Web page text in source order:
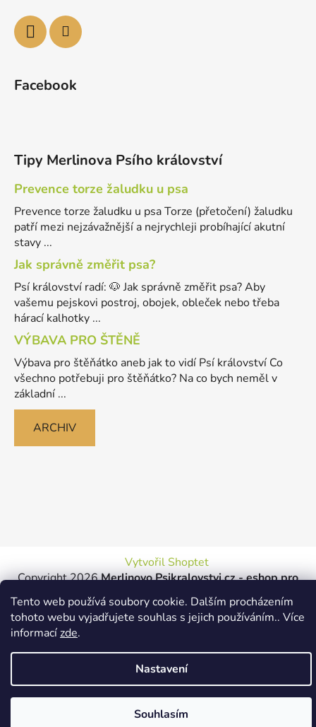
Tento web používá soubory cookie. Dalším procházením
tohoto webu vyjadřujete souhlas s jejich používáním.. Více
informacízde.
Nastavení
Souhlasím
Facebook
Tipy Merlinova Psího království
Prevence torze žaludku u psa
Prevence torze žaludku u psa Torze (přetočení) žaludku
patří mezi nejzávažnější a nejrychleji probíhající akutní
stavy ...
Jak správně změřit psa?
Psí království radí: 🐶 Jak správně změřit psa? Aby
vašemu pejskovi postroj, obojek, obleček nebo třeba
hárací kalhotky ...
VÝBAVA PRO ŠTĚNĚ
Výbava pro štěňátko aneb jak to vidí Psí království Co
všechno potřebuji pro štěňátko? Na co bych neměl v
základní ...
ARCHIV
Vytvořil Shoptet
Copyright 2026Merlinovo Psikralovstvi.cz - eshop pro
psy . Všechna práva vyhrazena.